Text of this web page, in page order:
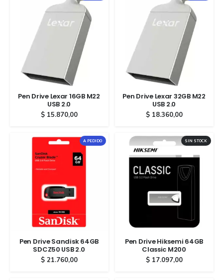
Pen Drive Lexar 16GB M22
USB 2.0
$15.870,00
Pen Drive Lexar 32GB M22
USB 2.0
$18.360,00
A PEDIDO
Pen Drive Sandisk 64GB
SDCZ50 USB 2.0
$21.760,00
SIN STOCK
Pen Drive Hiksemi 64GB
Classic M200
$17.097,00